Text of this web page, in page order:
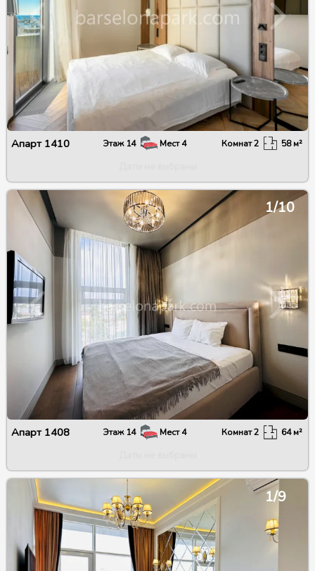
Апарт 1410 Этаж 14 Мест4 Комнат2 58м²
1/10
Апарт 1408 Этаж 14 Мест4 Комнат2 64м²
1/9